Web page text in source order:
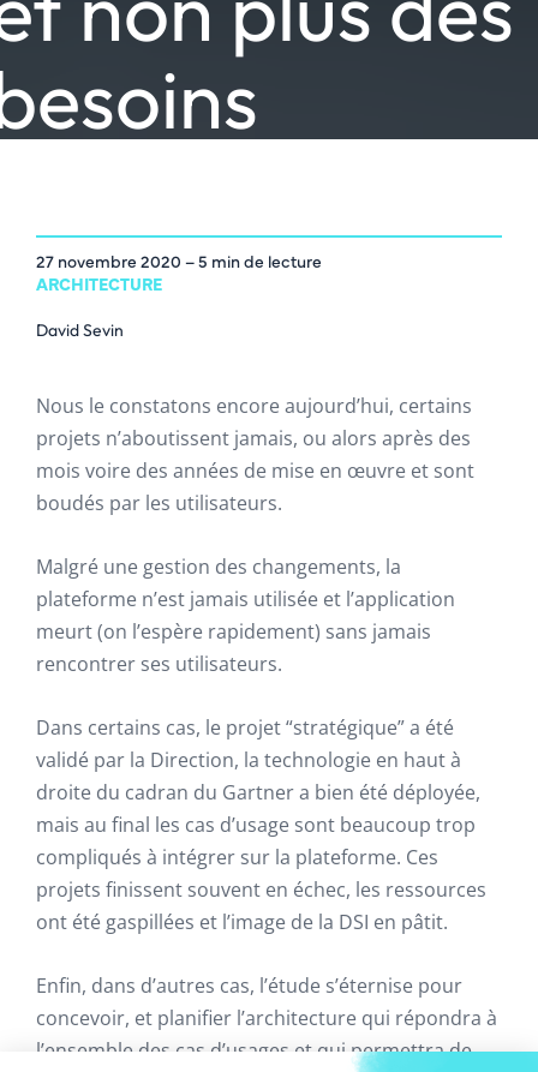
27 novembre 2020 – 5 min de lecture
ARCHITECTURE
David Sevin
Nous le constatons encore aujourd’hui, certains
projets n’aboutissent jamais, ou alors après des
mois voire des années de mise en œuvre et sont
boudés par les utilisateurs.
Malgré une gestion des changements, la
plateforme n’est jamais utilisée et l’application
meurt (on l’espère rapidement) sans jamais
rencontrer ses utilisateurs.
Dans certains cas, le projet “stratégique” a été
validé par la Direction, la technologie en haut à
droite du cadran du Gartner a bien été déployée,
mais au final les cas d’usage sont beaucoup trop
compliqués à intégrer sur la plateforme. Ces
projets finissent souvent en échec, les ressources
ont été gaspillées et l’image de la DSI en pâtit.
Enfin, dans d’autres cas, l’étude s’éternise pour
concevoir, et planifier l’architecture qui répondra à
l’ensemble des cas d’usages et qui permettra de